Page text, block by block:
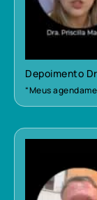
Depoimento
“Meus